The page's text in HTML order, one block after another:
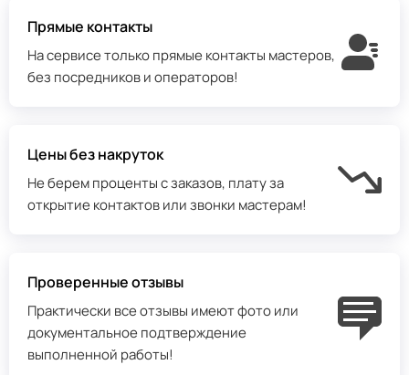
Прямые контакты
На сервисе только прямые контакты мастеров,
без посредников и операторов!
Цены без накруток
Не берем проценты с заказов, плату за
открытие контактов или звонки мастерам!
Проверенные отзывы
Практически все отзывы имеют фото или
документальное подтверждение
выполненной работы!